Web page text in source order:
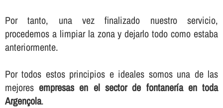
Por tanto, una vez finalizado nuestro servicio,
procedemos a limpiar la zona y dejarlo todo como estaba
anteriormente.
Por todos estos principios e ideales somos una de las
mejoresempresas en el sector de fontanerí­a en toda
Argençola.